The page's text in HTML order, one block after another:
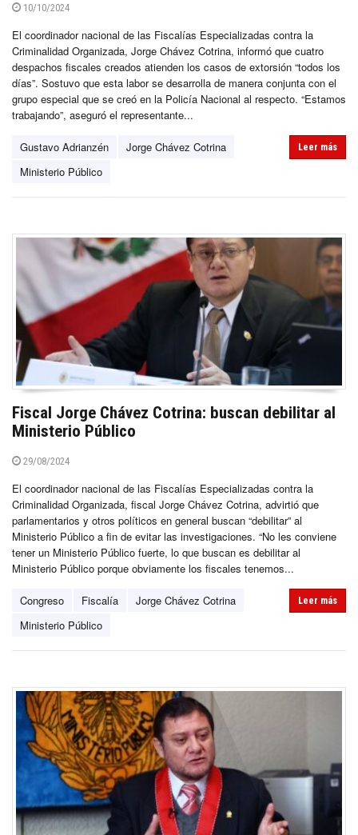
10/10/2024
El coordinador nacional de las Fiscalías Especializadas contra la
Criminalidad Organizada, Jorge Chávez Cotrina, informó que cuatro
despachos fiscales creados atienden los casos de extorsión “todos los
días”. Sostuvo que esta labor se desarrolla de manera conjunta con el
grupo especial que se creó en la Policía Nacional al respecto. “Estamos
trabajando”, aseguró el representante...
Gustavo Adrianzén
Jorge Chávez Cotrina
Ministerio Público
Leer más
Fiscal Jorge Chávez Cotrina: buscan debilitar al
Ministerio Público
29/08/2024
El coordinador nacional de las Fiscalías Especializadas contra la
Criminalidad Organizada, fiscal Jorge Chávez Cotrina, advirtió que
parlamentarios y otros políticos en general buscan “debilitar” al
Ministerio Público a fin de evitar las investigaciones. “No les conviene
tener un Ministerio Público fuerte, lo que buscan es debilitar al
Ministerio Público porque obviamente los fiscales tenemos...
Congreso Fiscalía
Jorge Chávez Cotrina
Ministerio Público
Leer más